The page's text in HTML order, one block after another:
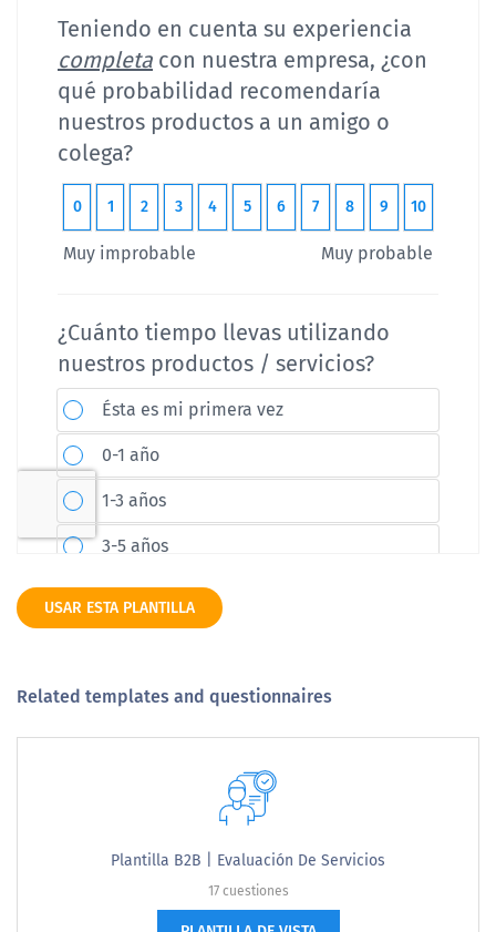
USAR ESTA PLANTILLA
Related templates and questionnaires
Plantilla B2B | Evaluación De Servicios
17 cuestiones